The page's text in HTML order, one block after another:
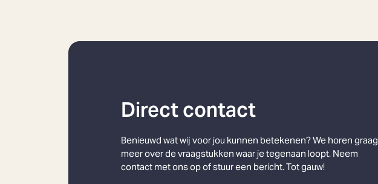
Direct contact
Benieuwd wat wij voor jou kunnen betekenen? We horen graag
meer over de vraagstukken waar je tegenaan loopt. Neem
contact met ons op of stuur een bericht. Tot gauw!